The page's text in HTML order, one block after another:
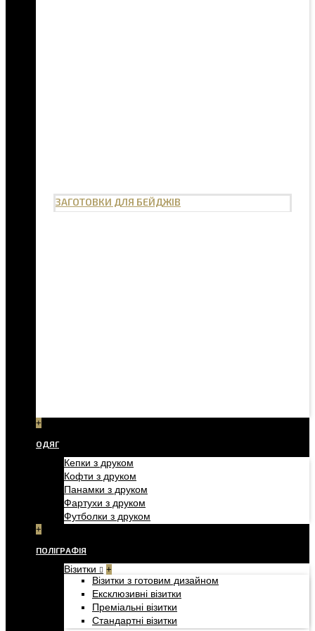
ЗАГОТОВКИ ДЛЯ БЕЙДЖІВ
+
ОДЯГ
Кепки з друком
Кофти з друком
Панамки з друком
Фартухи з друком
Футболки з друком
+
ПОЛІГРАФІЯ
Візитки +
Візитки з готовим дизайном
Ексклюзивні візитки
Преміальні візитки
Стандартні візитки